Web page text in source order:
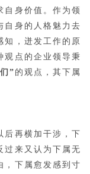
自身价值。作为领
自身的人格魅力去
知，迸发工作的原
观点的企业领导秉
” 的观点，其下属
后再横加干涉，下
过来又认为下属无
，下属愈发感到寸